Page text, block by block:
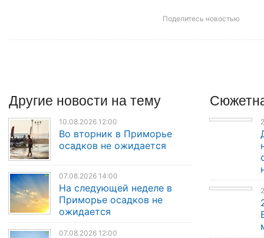
Поделитесь новостью
Другие новости на тему
10.08.2026 12:00
Во вторник в Приморье
осадков не ожидается
07.08.2026 14:00
На следующей неделе в
Приморье осадков не
ожидается
07.08.2026 12:00